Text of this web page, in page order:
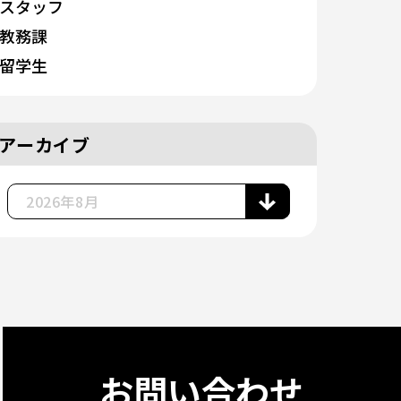
スタッフ
教務課
留学生
アーカイブ
お問い合わせ